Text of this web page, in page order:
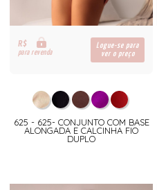
R$
para revenda
Logue-se para
ver o preço
625 - 625- CONJUNTO COM BASE
ALONGADA E CALCINHA FIO
DUPLO